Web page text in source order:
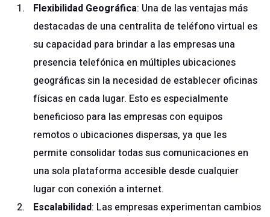
Flexibilidad Geográfica: Una de las ventajas más
destacadas de una centralita de teléfono virtual es
su capacidad para brindar a las empresas una
presencia telefónica en múltiples ubicaciones
geográficas sin la necesidad de establecer oficinas
físicas en cada lugar. Esto es especialmente
beneficioso para las empresas con equipos
remotos o ubicaciones dispersas, ya que les
permite consolidar todas sus comunicaciones en
una sola plataforma accesible desde cualquier
lugar con conexión a internet.
Escalabilidad: Las empresas experimentan cambios